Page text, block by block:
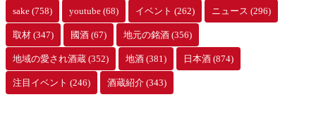
sake (758) youtube (68) イベント (262) ニュース (296)
取材 (347) 國酒 (67) 地元の銘酒 (356)
地域の愛され酒蔵 (352) 地酒 (381) 日本酒 (874)
注目イベント (246) 酒蔵紹介 (343)